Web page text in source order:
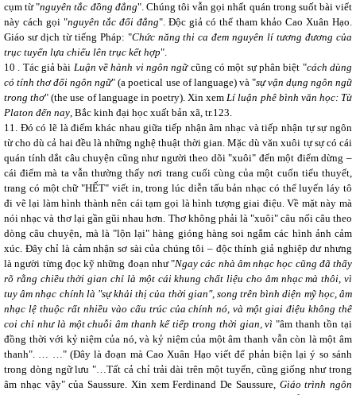
cụm từ "nguyên tắc đồng đẳng". Chúng tôi vẫn gọi nhất quán trong suốt bài viết
này cách gọi "nguyên tắc đối đẳng". Độc giả có thể tham khảo Cao Xuân Hạo.
Giáo sư dịch từ tiếng Pháp: "Chức năng thi ca đem nguyên lí tương đương của
trục tuyển lựa chiếu lên trục kết hợp".
10 . Tác giả bài Luận về hành vi ngôn ngữ cũng có một sự phân biệt "cách dùng
có tính thơ đối ngôn ngữ" (a poetical use of language) và "sự vận dụng ngôn ngữ
trong thơ" (the use of language in poetry). Xin xemLí luận phê bình văn học: Từ
Platon đến nay, Bắc kinh đại học xuất bản xã, tr.123.
11. Đó có lẽ là điểm khác nhau giữa tiếp nhận âm nhạc và tiếp nhận tự sự ngôn
từ cho dù cả hai đều là những nghệ thuật thời gian. Mặc dù văn xuôi tự sự có cái
quán tính dắt câu chuyện cũng như người theo dõi "xuôi" đến một điểm dừng –
cái điểm mà ta vẫn thường thấy nơi trang cuối cùng của một cuốn tiểu thuyết,
trang có một chữ "HẾT" viết in, trong lúc diễn tấu bản nhạc có thể luyến láy tô
đi vẽ lại làm hình thành nên cái tạm gọi là hình tượng giai điệu. Về mặt này mà
nói nhạc và thơ lại gần gũi nhau hơn. Thơ không phải là "xuôi" câu nối câu theo
dòng câu chuyện, mà là "lộn lại" hàng gióng hàng soi ngắm các hình ảnh cảm
xúc. Đây chỉ là cảm nhận sơ sài của chúng tôi – độc thính giả nghiệp dư nhưng
là người từng đọc kỹ những đoạn như "Ngay các nhà âm nhạc học cũng đã thấy
rõ rằng chiều thời gian chỉ là một cái khung chất liệu cho âm nhạc mà thôi, vì
tuy âm nhạc chính là "sự khải thị của thời gian", song trên bình diện mỹ học, âm
nhạc lệ thuộc rất nhiều vào cấu trúc của chính nó, và một giai điệu không thể
coi chỉ như là một chuỗi âm thanh kế tiếp trong thời gian, vì "âm thanh tồn tại
đồng thời với kỷ niệm của nó, và kỷ niệm của một âm thanh vẫn còn là một âm
thanh". … …" (Đây là đoạn mà Cao Xuân Hạo viết để phản biện lại ý so sánh
trong dòng ngữ lưu "…Tất cả chỉ trải dài trên một tuyến, cũng giống như trong
âm nhạc vậy" của Saussure. Xin xem Ferdinand De Saussure, Giáo trình ngôn